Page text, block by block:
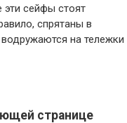
эти сейфы стоят
спрятаны в
на тележки
странице